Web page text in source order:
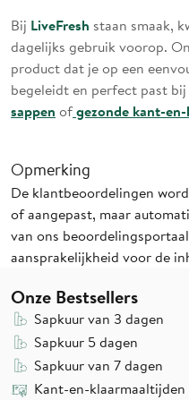
Bij LiveFresh staan smaak,
dagelijks gebruik voorop.
product dat je op een
begeleidt en perfect past
sappen ofgezonde kant-
Opmerking
De klantbeoordelingen
of aangepast, maar
van ons
aansprakelijkheid voor de
Onze Bestsellers
Sapkuur van 3 dagen
Sapkuur 5 dagen
Sapkuur van 7 dagen
Kant-en-klaarmaaltijden